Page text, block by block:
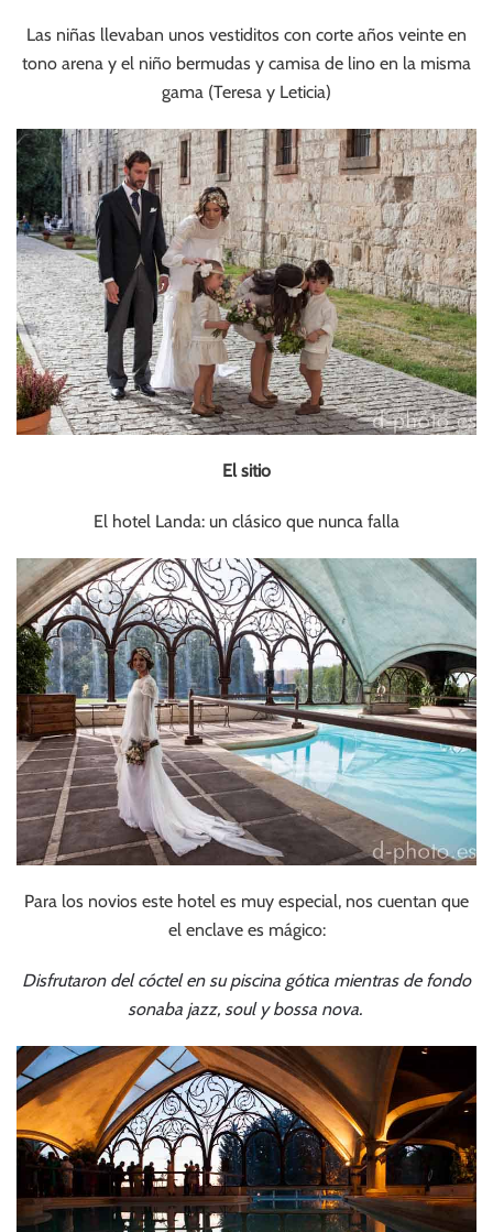
Las niñas llevaban unos vestiditos con corte años veinte en
tono arena y el niño bermudas y camisa de lino en la misma
gama (Teresa y Leticia)
El sitio
El hotel Landa: un clásico que nunca falla
Para los novios este hotel es muy especial, nos cuentan que
el enclave es mágico:
Disfrutaron del cóctel en su piscina gótica mientras de fondo
sonaba jazz, soul y bossa nova.